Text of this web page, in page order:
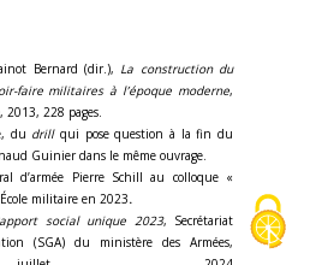
Bernard (dir.), La construction du
faire militaires à l’époque moderne,
2013, 228 pages.
du drillqui pose question à la fin du
Guinier dans le même ouvrage.
d’armée Pierre Schill au colloque «
militaire en 2023.
social unique 2023, Secrétariat
(SGA) du ministère des Armées,